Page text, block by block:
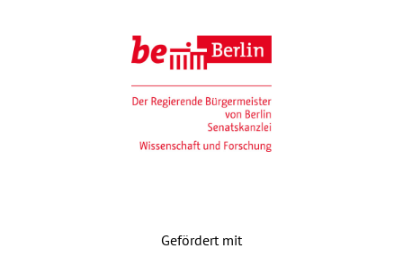
Gefördert mit